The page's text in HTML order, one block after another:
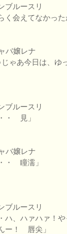
ブルースリ
らく会えてなかっ
バ嬢レナ
じゃあ今日は、
ブルースリ
・ 見」
バ嬢レナ
・ 瞳濡」
ブルースリ
ハ、ハァハァ！
ー！ 唇尖」